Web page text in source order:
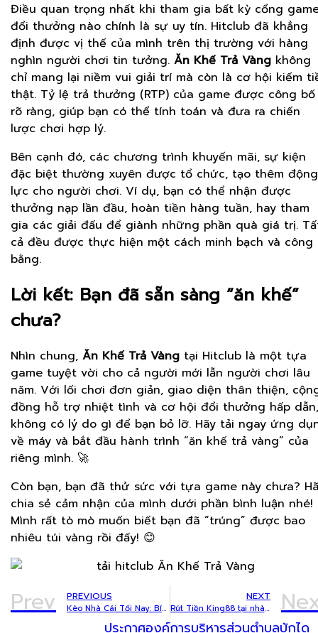
Điều quan trọng nhất khi tham gia bất kỳ cổng
đổi thưởng nào chính là sự uy tín. Hitclub đã khẳng
định được vị thế của mình trên thị trường với hàng
nghìn người chơi tin tưởng. Ăn Khế Trả Vàng không
chỉ mang lại niềm vui giải trí mà còn là cơ hội kiếm
thật. Tỷ lệ trả thưởng (RTP) của game được công bố
rõ ràng, giúp bạn có thể tính toán và đưa ra chiến
lược chơi hợp lý.
Bên cạnh đó, các chương trình khuyến mãi, sự kiện
đặc biệt thường xuyên được tổ chức, tạo thêm động
lực cho người chơi. Ví dụ, bạn có thể nhận được
thưởng nạp lần đầu, hoàn tiền hàng tuần, hay tham
gia các giải đấu để giành những phần quà giá trị.
cả đều được thực hiện một cách minh bạch và công
bằng.
Lời kết: Bạn đã sẵn sàng “ăn khế”
chưa?
Nhìn chung, Ăn Khế Trả Vàng tại Hitclub là một tựa
game tuyệt vời cho cả người mới lẫn người chơi lâu
năm. Với lối chơi đơn giản, giao diện thân thiện,
đồng hỗ trợ nhiệt tình và cơ hội đổi thưởng hấp dẫn,
không có lý do gì để bạn bỏ lỡ. Hãy tải ngay ứng
về máy và bắt đầu hành trình “ăn khế trả vàng” của
riêng mình. 🚀
Còn bạn, bạn đã thử sức với tựa game này chưa?
chia sẻ cảm nhận của mình dưới phần bình luận nhé!
Mình rất tò mò muốn biết bạn đã “trúng” được bao
nhiêu túi vàng rồi đấy! 😊
Prev PREVIOUS
Kèo Nhà Cái Tối Nay: Bí Kíp Kiểm Tra Tỷ Lệ Trước Trận Siêu Đơn Giản
NEXT
Rút Tiền King88 tại nhà cái: Các bước kiểm tra trước khi tạo lệnh
ประกาศองค์การบริหารส่วนตำบลบักได